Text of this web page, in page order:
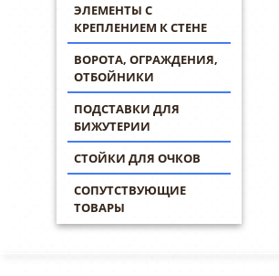
ЭЛЕМЕНТЫ С
КРЕПЛЕНИЕМ К СТЕНЕ
ВОРОТА, ОГРАЖДЕНИЯ,
ОТБОЙНИКИ
ПОДСТАВКИ ДЛЯ
БИЖУТЕРИИ
СТОЙКИ ДЛЯ ОЧКОВ
СОПУТСТВУЮЩИЕ
ТОВАРЫ